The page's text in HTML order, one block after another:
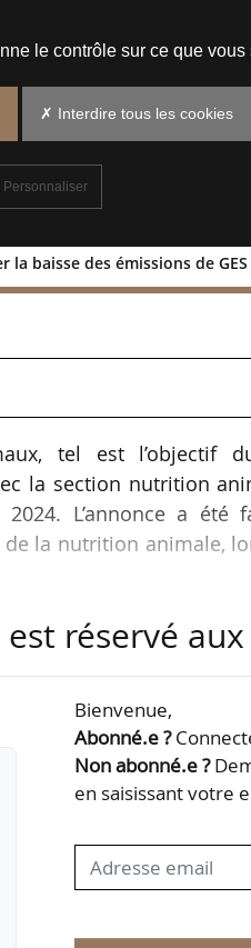
baisse des émissions de GES
pour mesurer
tel est l’objectif
la section nutrition
L’annonce a été
la nutrition animale,
de transport et, surtout,
prochaine en ligne ».
réservé
Bienvenue,
Abonné.e ?
Non abonné.e ?
en saisissant votre
le contrôle sur ce que
✗ Interdire tous les cookies
Personnaliser